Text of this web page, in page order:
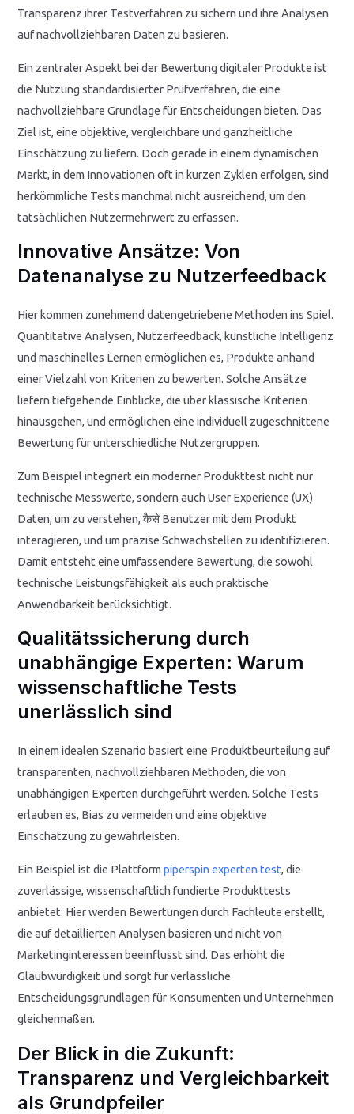
Transparenz ihrer Testverfahren zu sichern und ihre Analysen
auf nachvollziehbaren Daten zu basieren.
Ein zentraler Aspekt bei der Bewertung digitaler Produkte ist
die Nutzung standardisierter Prüfverfahren, die eine
nachvollziehbare Grundlage für Entscheidungen bieten. Das
Ziel ist, eine objektive, vergleichbare und ganzheitliche
Einschätzung zu liefern. Doch gerade in einem dynamischen
Markt, in dem Innovationen oft in kurzen Zyklen erfolgen, sind
herkömmliche Tests manchmal nicht ausreichend, um den
tatsächlichen Nutzermehrwert zu erfassen.
Innovative Ansätze: Von
Datenanalyse zu Nutzerfeedback
Hier kommen zunehmend datengetriebene Methoden ins Spiel.
Quantitative Analysen, Nutzerfeedback, künstliche Intelligenz
und maschinelles Lernen ermöglichen es, Produkte anhand
einer Vielzahl von Kriterien zu bewerten. Solche Ansätze
liefern tiefgehende Einblicke, die über klassische Kriterien
hinausgehen, und ermöglichen eine individuell zugeschnittene
Bewertung für unterschiedliche Nutzergruppen.
Zum Beispiel integriert ein moderner Produkttest nicht nur
technische Messwerte, sondern auch User Experience (UX)
Daten, um zu verstehen, कैसे Benutzer mit dem Produkt
interagieren, und um präzise Schwachstellen zu identifizieren.
Damit entsteht eine umfassendere Bewertung, die sowohl
technische Leistungsfähigkeit als auch praktische
Anwendbarkeit berücksichtigt.
Qualitätssicherung durch
unabhängige Experten: Warum
wissenschaftliche Tests
unerlässlich sind
In einem idealen Szenario basiert eine Produktbeurteilung auf
transparenten, nachvollziehbaren Methoden, die von
unabhängigen Experten durchgeführt werden. Solche Tests
erlauben es, Bias zu vermeiden und eine objektive
Einschätzung zu gewährleisten.
Ein Beispiel ist die Plattformpiperspin experten test, die
zuverlässige, wissenschaftlich fundierte Produkttests
anbietet. Hier werden Bewertungen durch Fachleute erstellt,
die auf detaillierten Analysen basieren und nicht von
Marketinginteressen beeinflusst sind. Das erhöht die
Glaubwürdigkeit und sorgt für verlässliche
Entscheidungsgrundlagen für Konsumenten und Unternehmen
gleichermaßen.
Der Blick in die Zukunft:
Transparenz und Vergleichbarkeit
als Grundpfeiler